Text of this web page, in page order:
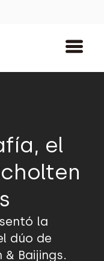
el
la
dúo de
Baijings.